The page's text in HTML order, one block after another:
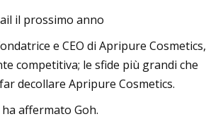
il prossimo anno
e CEO di Apripure Cosmetics,
competitiva; le sfide più grandi che
decollare Apripure Cosmetics.
affermato Goh.